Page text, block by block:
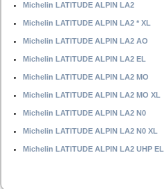
Michelin LATITUDE ALPIN LA2
Michelin LATITUDE ALPIN LA2 * XL
Michelin LATITUDE ALPIN LA2 AO
Michelin LATITUDE ALPIN LA2 EL
Michelin LATITUDE ALPIN LA2 MO
Michelin LATITUDE ALPIN LA2 MO XL
Michelin LATITUDE ALPIN LA2 N0
Michelin LATITUDE ALPIN LA2 N0 XL
Michelin LATITUDE ALPIN LA2 UHP EL